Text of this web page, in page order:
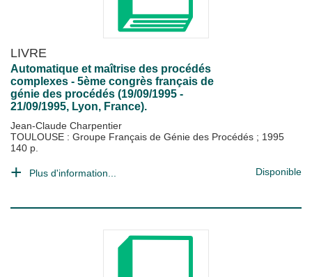
LIVRE
Automatique et maîtrise des procédés
complexes - 5ème congrès français de
génie des procédés (19/09/1995 -
21/09/1995, Lyon, France).
Jean-Claude Charpentier
TOULOUSE : Groupe Français de Génie des Procédés ; 1995
140 p.
Plus d'information... Disponible